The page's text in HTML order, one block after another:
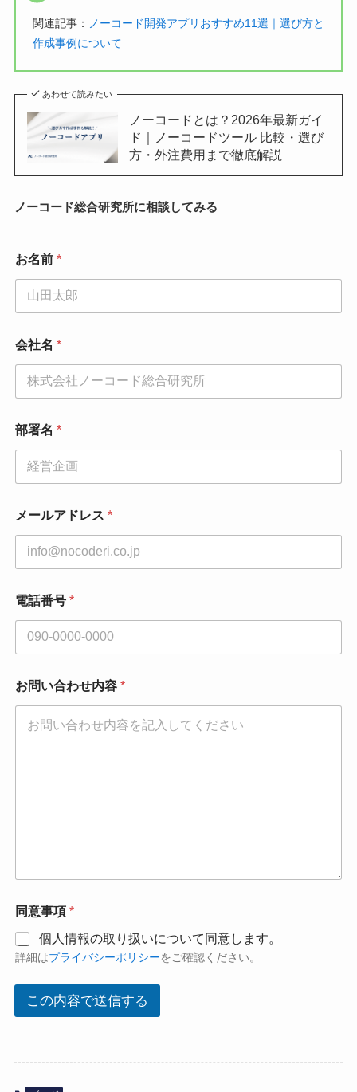
関連記事：
ノーコード開発アプリおすすめ11選｜選び方と
作成事例について
あわせて読みたい
ノーコードとは？2026年最新ガイ
ド｜ノーコードツール 比較・選び
方・外注費用まで徹底解説
ノーコード総合研究所に相談してみる
署
名
お名前 *
会社名 *
部署名 *
メールアドレス *
電話番号 *
お問い合わせ内容 *
同意事項 *
個人情報の取り扱いについて同意します。
詳細はプライバシーポリシーをご確認ください。
この内容で送信する